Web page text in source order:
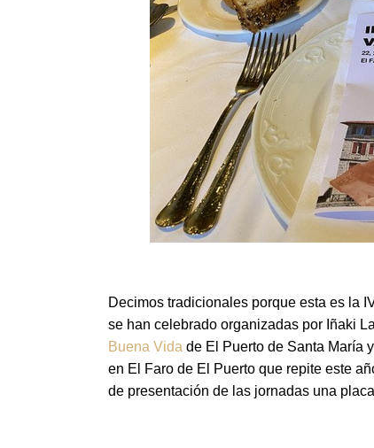
Decimos tradicionales porque esta es la
se han celebrado organizadas por Iñaki
Buena Vida de El Puerto de Santa María
en El Faro de El Puerto que repite este
de presentación de las jornadas una